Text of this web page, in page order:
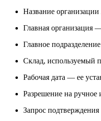
Название организации
Главная организация
Главное
Склад, используемый
Рабочая дата — ее
Разрешение на ручное
Запрос